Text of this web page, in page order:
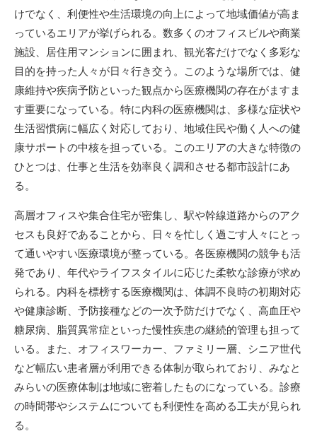
けでなく、利便性や生活環境の向上によって地域価値が高ま
っているエリアが挙げられる。 数多くのオフィスビルや商業
施設、居住用マンションに囲まれ、観光客だけでなく多彩な
目的を持った人々が日々行き交う。このような場所では、健
康維持や疾病予防といった観点から医療機関の存在がますま
す重要になっている。特に内科の医療機関は、多様な症状や
生活習慣病に幅広く対応しており、地域住民や働く人への健
康サポートの中核を担っている。このエリアの大きな特徴の
ひとつは、仕事と生活を効率良く調和させる都市設計にあ
る。
高層オフィスや集合住宅が密集し、駅や幹線道路からのアク
セスも良好であることから、日々を忙しく過ごす人々にとっ
て通いやすい医療環境が整っている。各医療機関の競争も活
発であり、年代やライフスタイルに応じた柔軟な診療が求め
られる。内科を標榜する医療機関は、体調不良時の初期対応
や健康診断、予防接種などの一次予防だけでなく、高血圧や
糖尿病、脂質異常症といった慢性疾患の継続的管理も担って
いる。また、オフィスワーカー、ファミリー層、シニア世代
など幅広い患者層が利用できる体制が取られており、みなと
みらいの医療体制は地域に密着したものになっている。診療
の時間帯やシステムについても利便性を高める工夫が見られ
る。